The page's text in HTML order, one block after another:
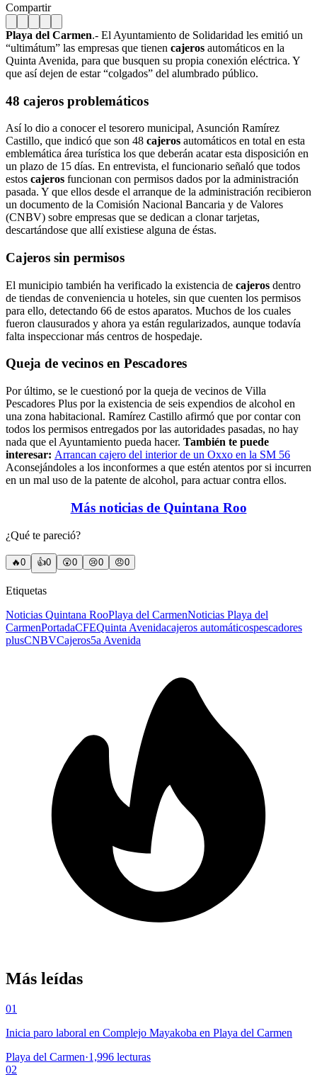
Compartir
Playa del Carmen.- El Ayuntamiento de Solidaridad les emitió un
“ultimátum” las empresas que tienen cajeros automáticos en la
Quinta Avenida, para que busquen su propia conexión eléctrica. Y
que así dejen de estar “colgados” del alumbrado público.
48 cajeros problemáticos
Así lo dio a conocer el tesorero municipal, Asunción Ramírez
Castillo, que indicó que son 48 cajeros automáticos en total en esta
emblemática área turística los que deberán acatar esta disposición en
un plazo de 15 días. En entrevista, el funcionario señaló que todos
estos cajeros funcionan con permisos dados por la administración
pasada. Y que ellos desde el arranque de la administración recibieron
un documento de la Comisión Nacional Bancaria y de Valores
(CNBV) sobre empresas que se dedican a clonar tarjetas,
descartándose que allí existiese alguna de éstas.
Cajeros sin permisos
El municipio también ha verificado la existencia de cajeros dentro
de tiendas de conveniencia u hoteles, sin que cuenten los permisos
para ello, detectando 66 de estos aparatos. Muchos de los cuales
fueron clausurados y ahora ya están regularizados, aunque todavía
falta inspeccionar más centros de hospedaje.
Queja de vecinos en Pescadores
Por último, se le cuestionó por la queja de vecinos de Villa
Pescadores Plus por la existencia de seis expendios de alcohol en
una zona habitacional. Ramírez Castillo afirmó que por contar con
todos los permisos entregados por las autoridades pasadas, no hay
nada que el Ayuntamiento pueda hacer. También te puede
interesar: Arrancan cajero del interior de un Oxxo en la SM 56
Aconsejándoles a los inconformes a que estén atentos por si incurren
en un mal uso de la patente de alcohol, para actuar contra ellos.
Más noticias de Quintana Roo
¿Qué te pareció?
🔥0 👍0 😲0 😢0 😠0
Etiquetas
Noticias Quintana RooPlaya del CarmenNoticias Playa del
CarmenPortadaCFEQuinta Avenidacajeros automáticospescadores
plusCNBVCajeros5a Avenida
Más leídas
01
Inicia paro laboral en Complejo Mayakoba en Playa del Carmen
Playa del Carmen·1,996 lecturas
02